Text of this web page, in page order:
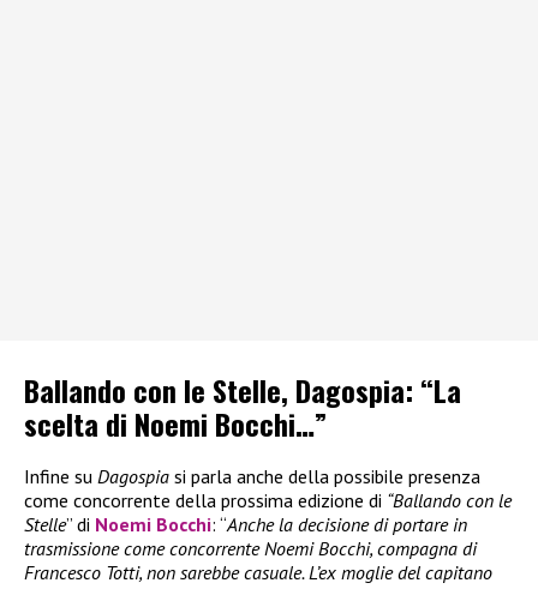
Ballando con le Stelle, Dagospia: “La
scelta di Noemi Bocchi…”
Infine su Dagospia si parla anche della possibile presenza
come concorrente della prossima edizione di “Ballando con le
Stelle” di Noemi Bocchi: “Anche la decisione di portare in
trasmissione come concorrente Noemi Bocchi, compagna di
Francesco Totti, non sarebbe casuale. L’ex moglie del capitano